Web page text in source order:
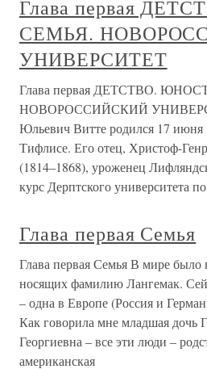
Глава первая
СЕМЬЯ.
УНИВЕРСИТЕТ
Глава первая ДЕТСТВО.
НОВОРОССИЙСКИЙ
Юльевич Витте родился 17 июня
Тифлисе. Его отец, Христоф-
(1814–1868), уроженец
курс Дерптского университета
Глава первая Семья
Глава первая Семья В мире было
носящих фамилию Лангемак.
– одна в Европе (Россия и
Как говорила мне младшая дочь
Георгиевна – все эти люди –
американская